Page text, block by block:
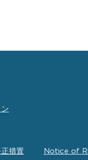
措置
Notice of